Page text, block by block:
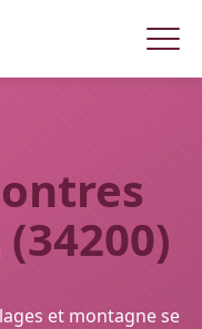
(34200)
et montagne se